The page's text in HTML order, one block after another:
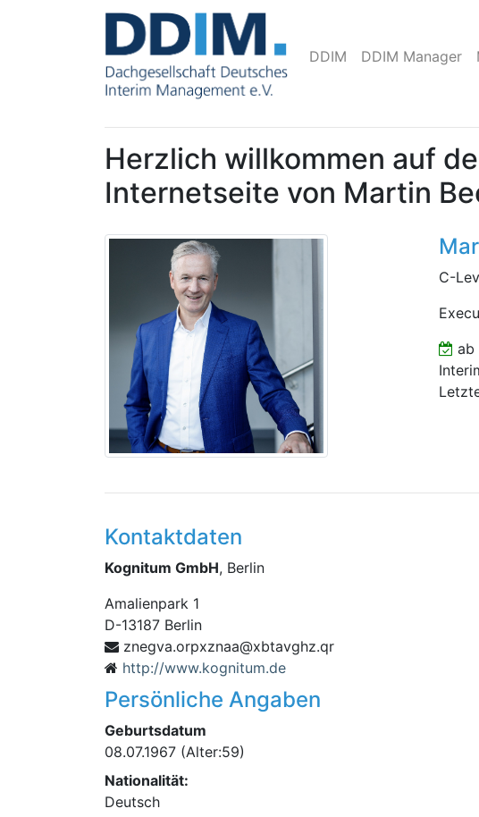
DDIM DDIM Manager
Herzlich willkommen auf
Internetseite von Martin
C-
ab
Kontaktdaten
Kognitum GmbH, Berlin
Amalienpark 1
D-13187 Berlin
rq.zhgvatb
x@aanzxpro.avgenz
http://www.kognitum.de
Persönliche Angaben
Geburtsdatum
08.07.1967 (Alter:59)
Nationalität:
Deutsch